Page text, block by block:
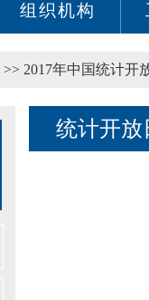
组织机构
>> 2017年中国统计开
统计开放